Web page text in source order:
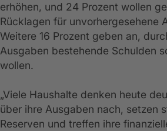
erhöhen, und 24 Prozent wollen
Rücklagen für unvorhergesehene
Weitere 16 Prozent geben an,
Ausgaben bestehende Schulden
wollen.
„Viele Haushalte denken heute
über ihre Ausgaben nach, setzen
Reserven und treffen ihre